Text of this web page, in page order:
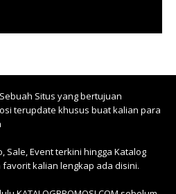
Situs yang bertujuan
terupdate khusus buat kalian para
Sale, Event terkini hingga Katalog
kalian lengkap ada disini.